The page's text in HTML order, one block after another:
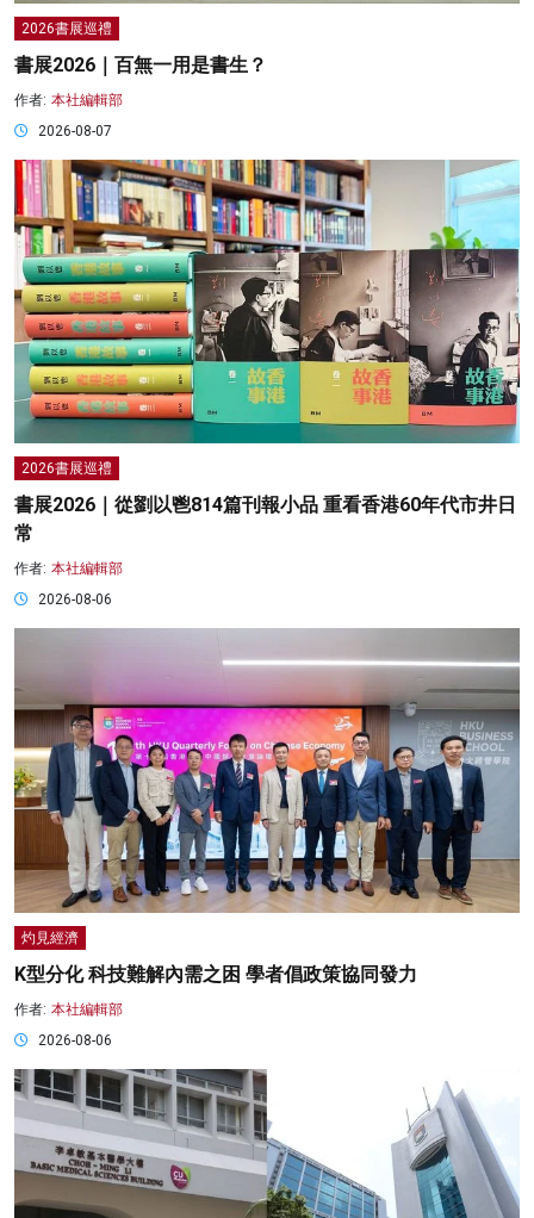
2026書展巡禮
書展2026｜百無一用是書生？
作者: 本社編輯部
2026-08-07
2026書展巡禮
書展2026｜從劉以鬯814篇刊報小品 重看香港60年代市井日
常
作者: 本社編輯部
2026-08-06
灼見經濟
K型分化 科技難解內需之困 學者倡政策協同發力
作者: 本社編輯部
2026-08-06